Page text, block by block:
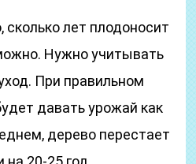
сколько лет плодоносит
Нужно учитывать
При правильном
давать урожай как
дерево перестает